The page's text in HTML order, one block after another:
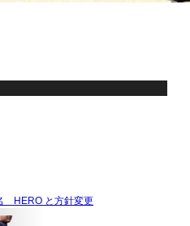
HERO と方針変更